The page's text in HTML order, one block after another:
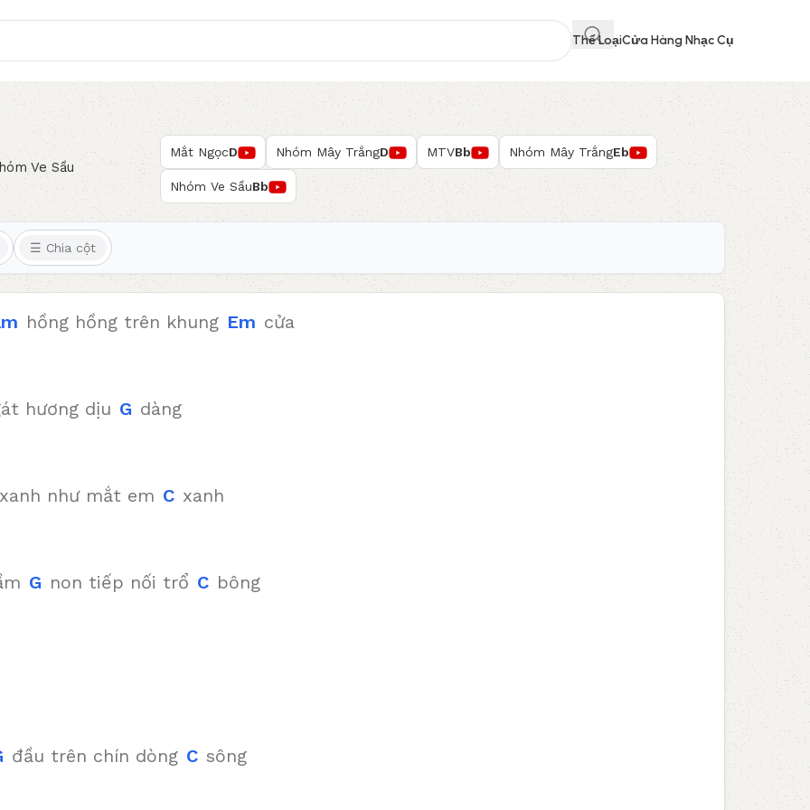
Thể LoạiCửa Hàng Nhạc Cụ
Ve Sầu
Mắt NgọcD Nhóm Mây TrắngD MTVBb Nhóm Mây TrắngEb
Nhóm Ve SầuBb
☰ Chia cột
hồng hồng trên khung Em cửa
hương dịu G dàng
như mắt em C xanh
G non tiếp nối trổ C bông
đầu trên chín dòng C sông